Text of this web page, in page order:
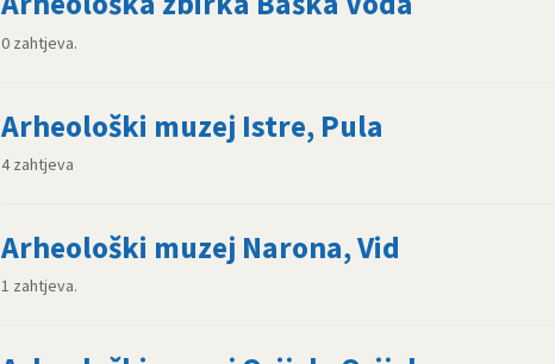
0 zahtjeva.
Arheološki muzej Istre, Pula
4 zahtjeva
Arheološki muzej Narona, Vid
1 zahtjeva.